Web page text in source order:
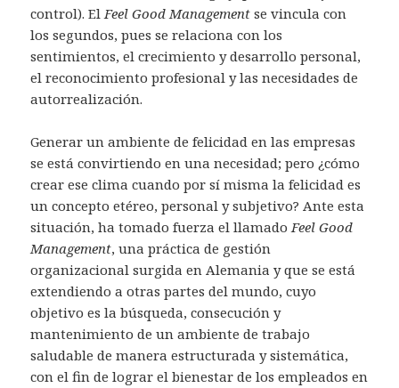
control). ElFeel Good Management se vincula con
los segundos, pues se relaciona con los
sentimientos, el crecimiento y desarrollo personal,
el reconocimiento profesional y las necesidades de
autorrealización.
Generar un ambiente de felicidad en las empresas
se está convirtiendo en una necesidad; pero ¿cómo
crear ese clima cuando por sí misma la felicidad es
un concepto etéreo, personal y subjetivo? Ante esta
situación, ha tomado fuerza el llamadoFeel Good
Management, una práctica de gestión
organizacional surgida en Alemania y que se está
extendiendo a otras partes del mundo, cuyo
objetivo es la búsqueda, consecución y
mantenimiento de un ambiente de trabajo
saludable de manera estructurada y sistemática,
con el fin de lograr el bienestar de los empleados en